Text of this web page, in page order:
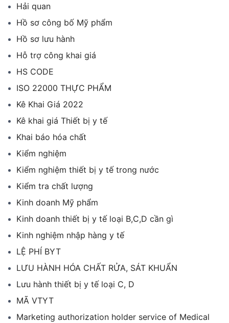
Hải quan
Hồ sơ công bố Mỹ phẩm
Hồ sơ lưu hành
Hỗ trợ công khai giá
HS CODE
ISO 22000 THỰC PHẨM
Kê Khai Giá 2022
Kê khai giá Thiết bị y tế
Khai báo hóa chất
Kiểm nghiệm
Kiểm nghiệm thiết bị y tế trong nước
Kiểm tra chất lượng
Kinh doanh Mỹ phẩm
Kinh doanh thiết bị y tế loại B,C,D cần gì
Kinh nghiệm nhập hàng y tế
LỆ PHÍ BYT
LƯU HÀNH HÓA CHẤT RỬA, SÁT KHUẨN
Lưu hành thiết bị y tế loại C, D
MÃ VTYT
Marketing authorization holder service of Medical